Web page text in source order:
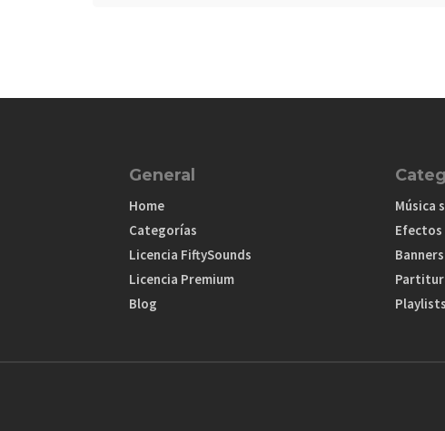
General
Home
Categorías
Licencia FiftySounds
Licencia Premium
Blog
Música
Efectos
Banners
Playlists